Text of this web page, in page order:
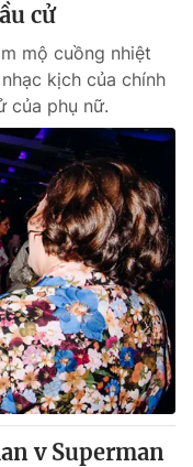
cử
mộ cuồng nhiệt
kịch của chính
của phụ nữ.
v Superman